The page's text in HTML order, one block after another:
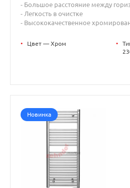
- Большое расстояние между
- Легкость в очистке
- Высококачественное
• Цвет — Хром •
Новинка